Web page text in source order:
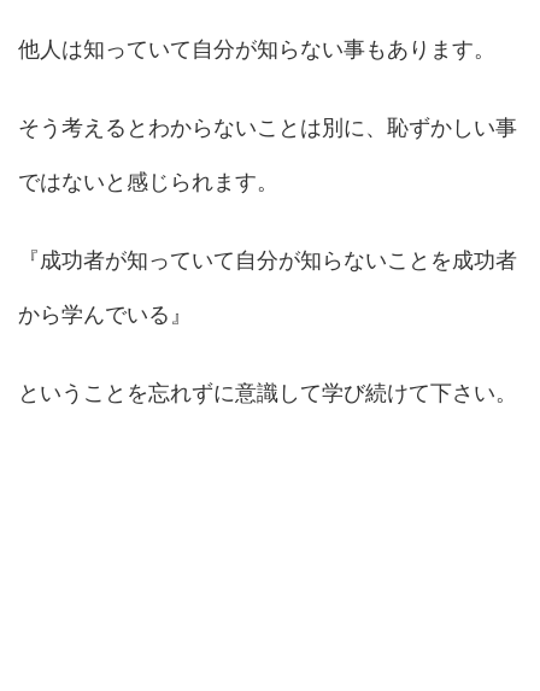
他人は知っていて自分が知らない事もあります。
そう考えるとわからないことは別に、恥ずかしい事
ではないと感じられます。
『成功者が知っていて自分が知らないことを成功者
から学んでいる』
ということを忘れずに意識して学び続けて下さい。